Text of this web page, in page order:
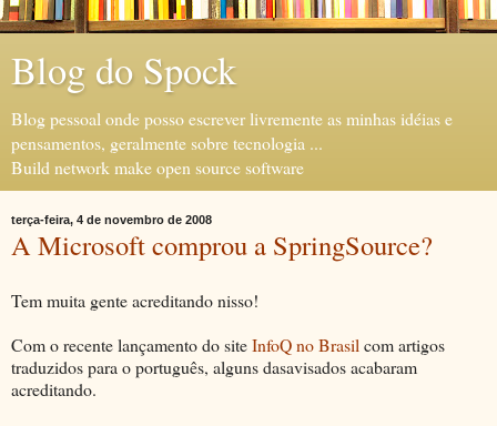
Blog do Spock
Blog pessoal onde posso escrever livremente as minhas idéias e
pensamentos, geralmente sobre tecnologia ...
Build network make open source software
terça-feira, 4 de novembro de 2008
A Microsoft comprou a SpringSource?
Tem muita gente acreditando nisso!
Com o recente lançamento do siteInfoQ no Brasil com artigos
traduzidos para o português, alguns dasavisados acabaram
acreditando.